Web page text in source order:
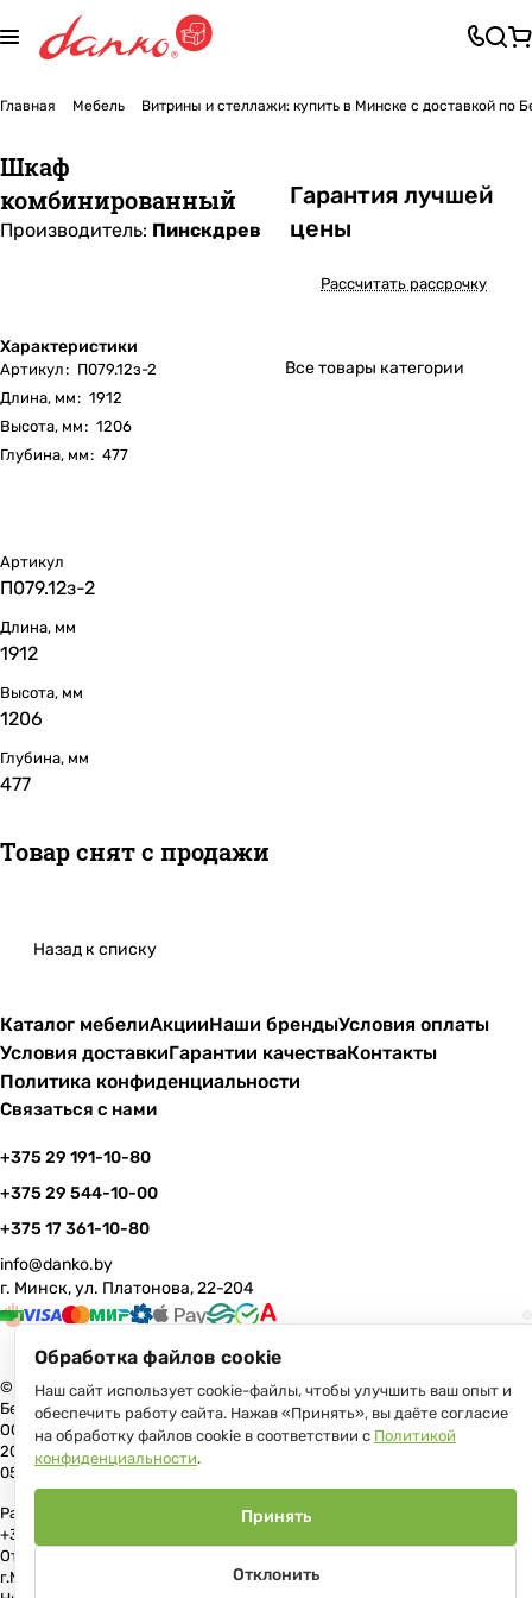
Главная Мебель Витрины и стеллажи: купить в Минске с доставкой по
Шкаф
комбинированный
Производитель: Пинскдрев
Характеристики
Артикул: П079.12з-2
Длина, мм: 1912
Высота, мм: 1206
Глубина, мм: 477
Гарантия лучшей
цены
Рассчитать рассрочку
Все товары категории
Артикул
П079.12з-2
Длина, мм
1912
Высота, мм
1206
Глубина, мм
477
Товар снят с продажи
Назад к списку
Каталог мебелиАкцииНаши брендыУсловия оплаты
Условия доставкиГарантии качестваКонтакты
Политика конфиденциальности
Связаться с нами
+375 29 191-10-80
+375 29 544-10-00
+375 17 361-10-80
info@danko.by
г. Минск, ул. Платонова, 22-204
© 2026 Данко Бай: качественная мебель с оперативной доставкой по
Беларуси
ООО «Гранд Парк», юр.адрес: 220005, Минск, ул. Платонова, 22, пом.
204 В торговом реестре с 17 июля 2013 г. Регистрация №191081534,
05.11.2008, Мингорисполком.
Рассмотрение обращений потребителей, телефон +375 (17) 361-10-80,
+375 (29) 191-10-80, +375 (29) 544-10-00, e-mail: info@danko.by
Отдел торговли и услуг Администрации Первомайского района
г.Минска: тел. +375(17)215-14-65, Начальник отдела: Жакович Юлия
Обработка файлов cookie
Наш сайт использует cookie-файлы, чтобы улучшить ваш опыт и
обеспечить работу сайта. Нажав «Принять», вы даёте согласие
на обработку файлов cookie в соответствии с Политикой
конфиденциальности.
Отклонить
Принять